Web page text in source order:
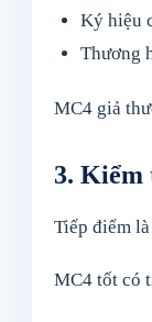
Ký hiệu
Thương
MC4 giả
3. Kiểm
Tiếp điểm
MC4 tốt có